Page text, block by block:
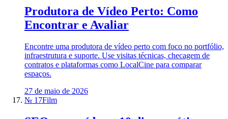
Produtora de Vídeo Perto: Como
Encontrar e Avaliar
Encontre uma produtora de vídeo perto com foco no portfólio,
infraestrutura e suporte. Use visitas técnicas, checagem de
contratos e plataformas como LocalCine para comparar
espaços.
27 de maio de 2026
№ 17Film